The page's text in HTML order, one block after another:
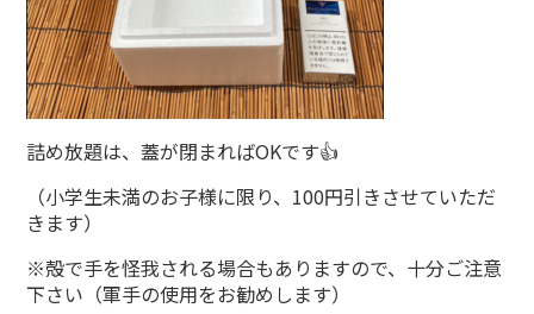
詰め放題は、蓋が閉まればOKです👍
（小学生未満のお子様に限り、100円引きさせていただ
きます）
※殻で手を怪我される場合もありますので、十分ご注意
下さい（軍手の使用をお勧めします）